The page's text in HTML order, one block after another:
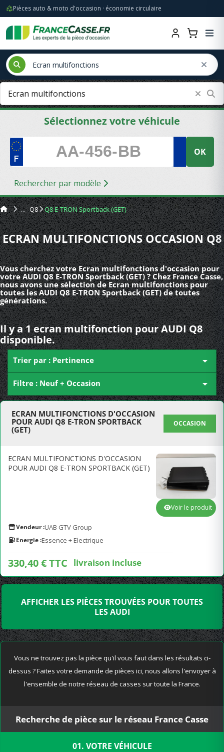
Pièces auto & moto d'occasion · économie circulaire
Sélectionnez votre véhicule
OK
Rechercher par modèle
Q8 Q8 E-TRON Sportback (GET)
ECRAN MULTIFONCTIONS OCCASION Q8
Vous cherchez votre Ecran multifonctions d'occasion pour
votre AUDI Q8 E-TRON Sportback (GET) ? Chez France Casse,
nous avons une sélection de Ecran multifonctions pour
toutes les AUDI Q8 E-TRON Sportback (GET) de toutes
générations.
Il y a 1 ecran multifonction pour AUDI Q8
disponible.
Trier par : Pertinence 
Filtre : Neuf + Occasion 
ECRAN MULTIFONCTIONS D'OCCASION
POUR AUDI Q8 E-TRON SPORTBACK
(GET)
OCCASION
ECRAN MULTIFONCTIONS D'OCCASION
POUR AUDI Q8 E-TRON SPORTBACK (GET)
Vendeur :UAB GTV Group
Energie :Essence + Electrique
330,40 € TTC livraison incluse
Voir le produit
AFFICHER LES PIÈCES TROUVÉES POUR TOUTES
LES AUDI
Vous ne trouvez pas la pièce qu'il vous faut dans les résultats ci-
dessus ? Faites votre demande de pièces ici, nous allons l'envoyer à
l'ensemble de notre réseau de casses sur toute la France.
Recherche de pièce sur le réseau France Casse
01. VOTRE VÉHICULE